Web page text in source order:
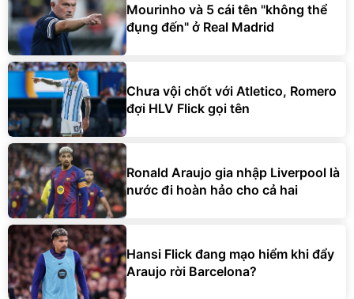
Mourinho và 5 cái tên "không thể
đụng đến" ở Real Madrid
Chưa vội chốt với Atletico, Romero
đợi HLV Flick gọi tên
Ronald Araujo gia nhập Liverpool là
nước đi hoàn hảo cho cả hai
Hansi Flick đang mạo hiểm khi đẩy
Araujo rời Barcelona?